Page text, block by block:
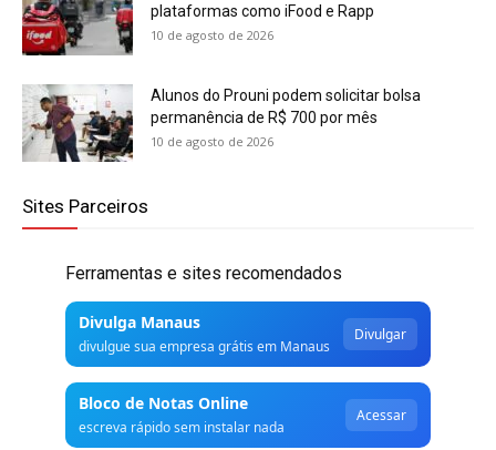
plataformas como iFood e Rapp
10 de agosto de 2026
Alunos do Prouni podem solicitar bolsa
permanência de R$ 700 por mês
10 de agosto de 2026
Sites Parceiros
Ferramentas e sites recomendados
Divulga Manaus
divulgue sua empresa grátis em Manaus
Divulgar
Bloco de Notas Online
escreva rápido sem instalar nada
Acessar